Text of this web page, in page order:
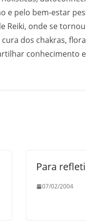
e pelo bem-estar
Reiki, onde se
dos chakras,
conhecimento
Para
07/02/2004